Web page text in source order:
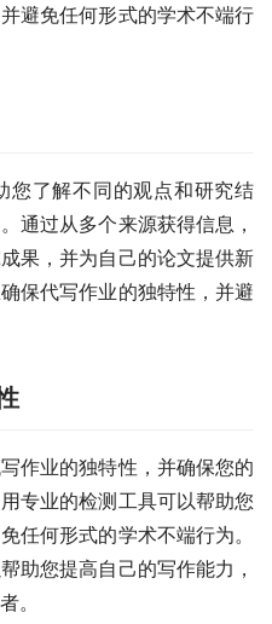
避免任何形式的学术不端行
您了解不同的观点和研究结
通过从多个来源获得信息，
果，并为自己的论文提供新
保代写作业的独特性，并避
作业的独特性，并确保您的
专业的检测工具可以帮助您
任何形式的学术不端行为。
助您提高自己的写作能力，
。